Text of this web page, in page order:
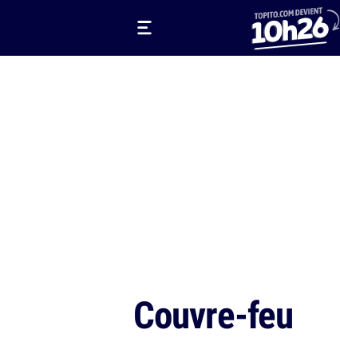
Couvre-feu